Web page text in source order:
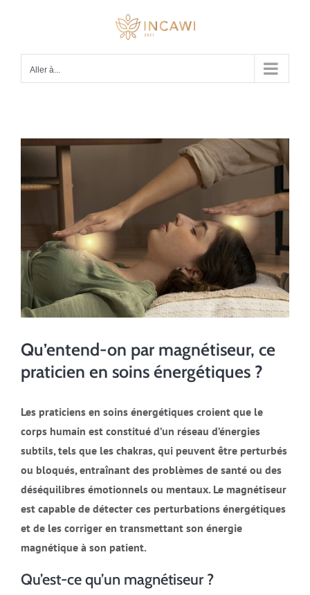
Aller à...
Qu’entend-on par magnétiseur, ce
praticien en soins énergétiques ?
Les praticiens en soins énergétiques croient que le
corps humain est constitué d’un réseau d’énergies
subtils, tels que les chakras, qui peuvent être perturbés
ou bloqués, entraînant des problèmes de santé ou des
déséquilibres émotionnels ou mentaux. Le magnétiseur
est capable de détecter ces perturbations énergétiques
et de les corriger en transmettant son énergie
magnétique à son patient.
Qu’est-ce qu’un magnétiseur ?